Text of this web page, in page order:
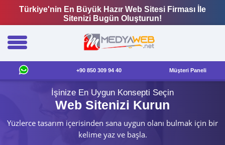
Türkiye'nin En Büyük Hazır Web Sitesi Firması İle
Sitenizi Bugün Oluşturun!
+90 850 309 94 40 Müşteri Paneli
İşinize En Uygun Konsepti Seçin
Web Sitenizi Kurun
Yüzlerce tasarım içerisinden sana uygun olanı bulmak için bir
kelime yaz ve başla.